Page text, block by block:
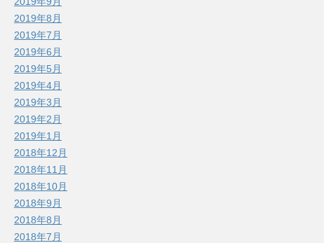
2019年8月
2019年7月
2019年6月
2019年5月
2019年4月
2019年3月
2019年2月
2019年1月
2018年12月
2018年11月
2018年10月
2018年9月
2018年8月
2018年7月